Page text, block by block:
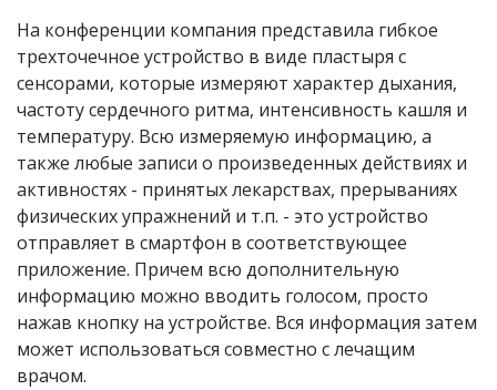
На конференции компания представила гибкое
трехточечное устройство в виде пластыря с
сенсорами, которые измеряют характер дыхания,
частоту сердечного ритма, интенсивность кашля и
температуру. Всю измеряемую информацию, а
также любые записи о произведенных действиях и
активностях - принятых лекарствах, прерываниях
физических упражнений и т.п. - это устройство
отправляет в смартфон в соответствующее
приложение. Причем всю дополнительную
информацию можно вводить голосом, просто
нажав кнопку на устройстве. Вся информация затем
может использоваться совместно с лечащим
врачом.